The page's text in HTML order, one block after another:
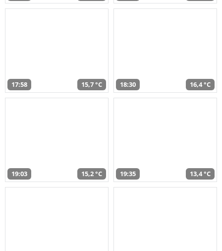
17:58 15,7 °C 18:30 16,4 °C
19:03 15,2 °C 19:35 13,4 °C